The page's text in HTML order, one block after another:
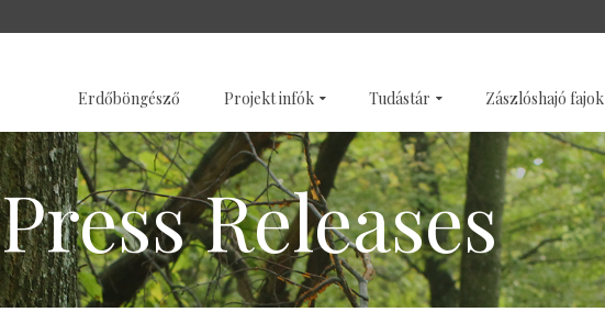
Erdőböngésző Projekt infók Tudástár Zászlóshajó fajok
Press Releases